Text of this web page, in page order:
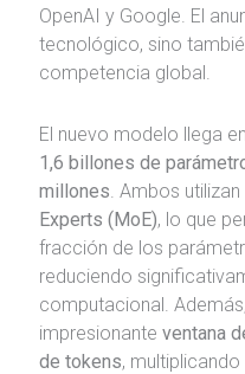
OpenAI y Google. El
tecnológico, sino
competencia global.
El nuevo modelo llega
1,6 billones de
millones. Ambos
Experts (MoE), lo que
fracción de los
reduciendo
computacional.
impresionante ventana
de tokens,